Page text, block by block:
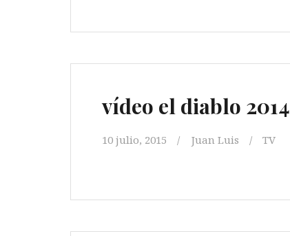
vídeo el diablo 2014
10 julio, 2015 Juan Luis TV